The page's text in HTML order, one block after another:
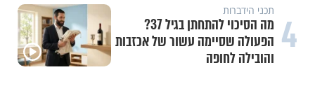
4 תכני הידברות
מה הסיכוי להתחתן בגיל 37?
הפעולה שסיימה עשור של אכזבות
והובילה לחופה